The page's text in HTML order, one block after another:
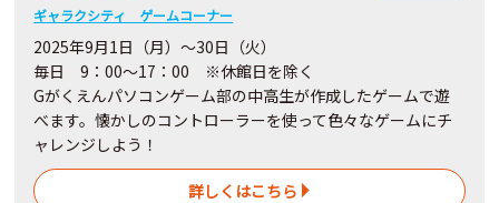
ギャラクシティ ゲームコーナー
2025年9月1日（月）～30日（火）
毎日 9：00～17：00 ※休館日を除く
Gがくえんパソコンゲーム部の中高生が作成したゲームで遊
べます。懐かしのコントローラーを使って色々なゲームにチ
ャレンジしよう！
詳しくはこちら